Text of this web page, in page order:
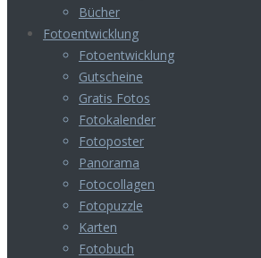
Bücher
Fotoentwicklung
Fotoentwicklung
Gutscheine
Gratis Fotos
Fotokalender
Fotoposter
Panorama
Fotocollagen
Fotopuzzle
Karten
Fotobuch